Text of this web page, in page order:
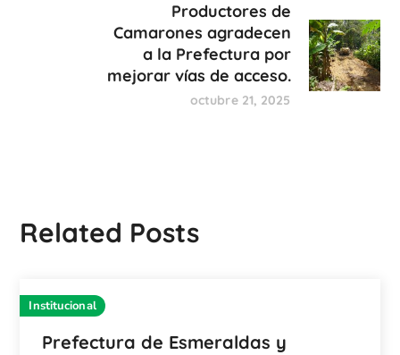
Productores de
Camarones agradecen
a la Prefectura por
mejorar vías de acceso.
octubre 21, 2025
Related Posts
Institucional
Prefectura de Esmeraldas y